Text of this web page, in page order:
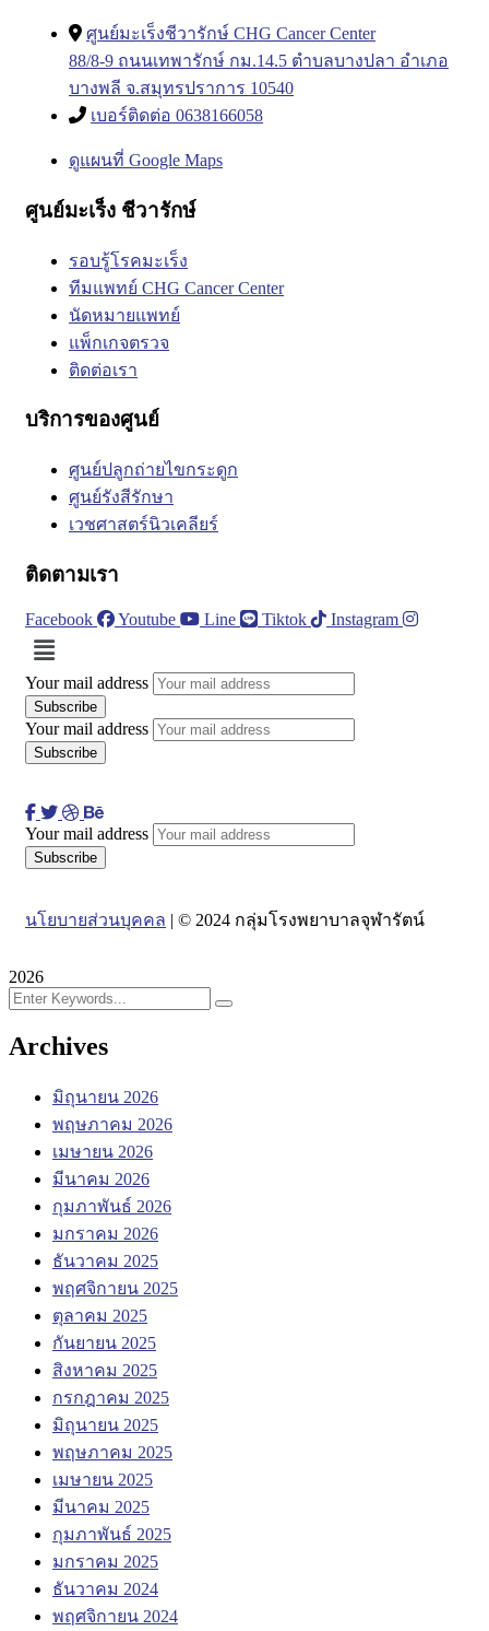
ศูนย์มะเร็งชีวารักษ์ CHG Cancer Center
88/8-9 ถนนเทพารักษ์ กม.14.5 ตำบลบางปลา อำเภอ
บางพลี จ.สมุทรปราการ 10540
เบอร์ติดต่อ 0638166058
ดูแผนที่ Google Maps
ศูนย์มะเร็ง ชีวารักษ์
รอบรู้โรคมะเร็ง
ทีมแพทย์ CHG Cancer Center
นัดหมายแพทย์
แพ็กเกจตรวจ
ติดต่อเรา
บริการของศูนย์
ศูนย์ปลูกถ่ายไขกระดูก
ศูนย์รังสีรักษา
เวชศาสตร์นิวเคลียร์
ติดตามเรา
Facebook Youtube Line Tiktok Instagram
Menu
Your mail address
Your mail address
Your mail address
นโยบายส่วนบุคคล | © 2024 กลุ่มโรงพยาบาลจุฬารัตน์
2026
Archives
มิถุนายน 2026
พฤษภาคม 2026
เมษายน 2026
มีนาคม 2026
กุมภาพันธ์ 2026
มกราคม 2026
ธันวาคม 2025
พฤศจิกายน 2025
ตุลาคม 2025
กันยายน 2025
สิงหาคม 2025
กรกฎาคม 2025
มิถุนายน 2025
พฤษภาคม 2025
เมษายน 2025
มีนาคม 2025
กุมภาพันธ์ 2025
มกราคม 2025
ธันวาคม 2024
พฤศจิกายน 2024